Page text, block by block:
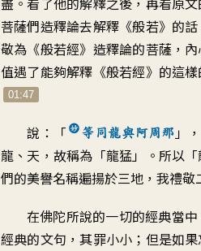
菩薩們造釋論去解釋《般若》的
敬為《般若經》造釋論的菩薩，
值遇了能夠解釋《般若經》的這
01:47
說：「 等同龍與阿周那」
龍、天，故稱為「龍猛」。所以
們的美譽名稱遍揚於三地，我禮
在佛陀所說的一切的經典當
經典的文句，其罪小小；但是如